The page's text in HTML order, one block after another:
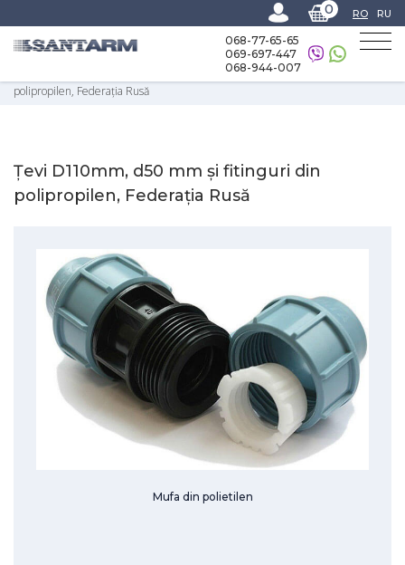
0 RO RU
068-77-65-65
069-697-447
068-944-007
Țevi D110mm, d50 mm şi fitinguri din
polipropilen, Federația Rusă
Țevi D110mm, d50 mm şi fitinguri din
polipropilen, Federația Rusă
Mufa din polietilen